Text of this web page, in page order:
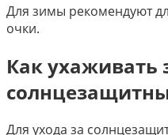
Для зимы рекомендуют
очки.
Как ухаживать
Для ухода за